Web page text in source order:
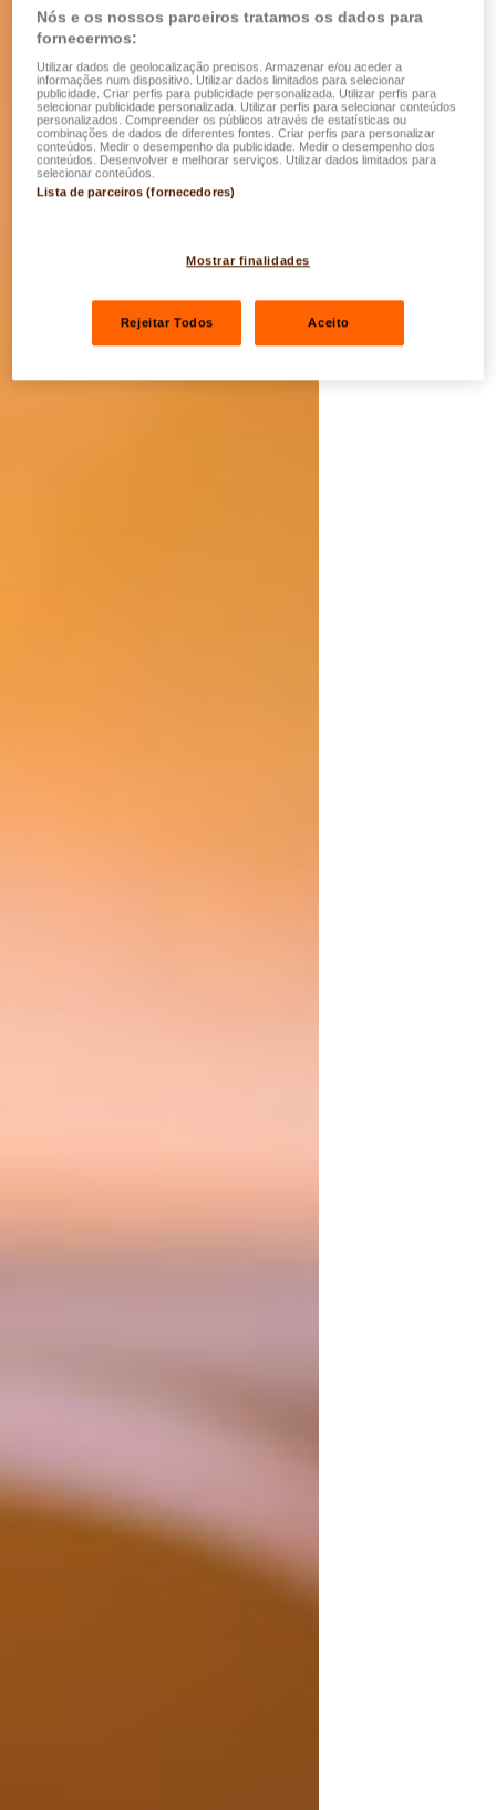
Nós e os nossos parceiros tratamos os dados para
fornecermos:
Utilizar dados de geolocalização precisos. Armazenar e/ou aceder a
informações num dispositivo. Utilizar dados limitados para selecionar
publicidade. Criar perfis para publicidade personalizada. Utilizar perfis para
selecionar publicidade personalizada. Utilizar perfis para selecionar conteúdos
personalizados. Compreender os públicos através de estatísticas ou
combinações de dados de diferentes fontes. Criar perfis para personalizar
conteúdos. Medir o desempenho da publicidade. Medir o desempenho dos
conteúdos. Desenvolver e melhorar serviços. Utilizar dados limitados para
selecionar conteúdos.
Lista de parceiros (fornecedores)
Mostrar finalidades
Rejeitar Todos Aceito